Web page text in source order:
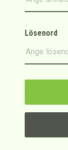
Lösenord